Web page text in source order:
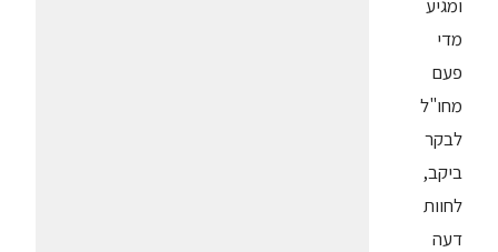
ומגיע
מדי
פעם
מחו"ל
לבקר
ביקב,
לחוות
דעה